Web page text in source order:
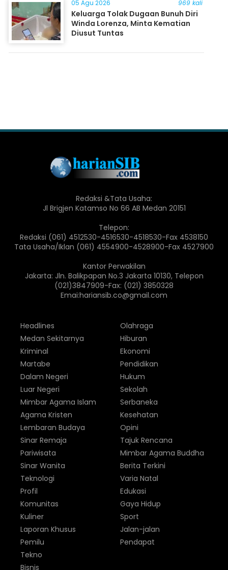
05 Agu 2026 969 kali
Keluarga Tolak Dugaan Bunuh Diri
Winda Lorenza, Minta Kematian
Diusut Tuntas
Redaksi &Tata Usaha:
Jl Brigjen Katamso No 66 AB Medan 20151
Telepon:
Redaksi (061) 4512530-4516530-4518530-Fax 4538150
Tata Usaha/Iklan (061) 4554900-4528900-Fax 4527900
Kantor Perwakilan
Jakarta: Jln. Balikpapan No.3 Jakarta 10130, Telepon
(021)3847909-Fax: (021) 3850328
Emai:hariansib.co@gmail.com
Headlines
Medan Sekitarnya
Kriminal
Martabe
Dalam Negeri
Luar Negeri
Olahraga
Hiburan
Ekonomi
Pendidikan
Hukum
Sekolah
Mimbar Agama Islam
Agama Kristen
Lembaran Budaya
Sinar Remaja
Pariwisata
Sinar Wanita
Serbaneka
Kesehatan
Opini
Tajuk Rencana
Mimbar Agama Buddha
Berita Terkini
Teknologi
Profil
Komunitas
Kuliner
Laporan Khusus
Pemilu
Varia Natal
Edukasi
Gaya Hidup
Sport
Jalan-jalan
Pendapat
Tekno
Bisnis